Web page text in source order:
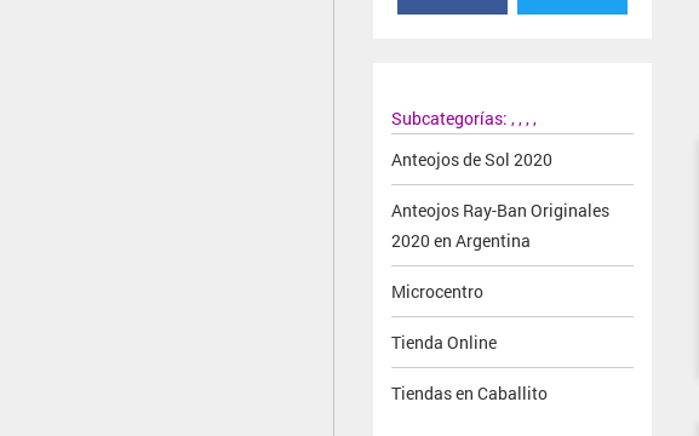
Subcategorías:
Anteojos de Sol 2020
,
Anteojos Ray-Ban Originales
2020 en Argentina
,
Microcentro
,
Tienda Online
,
Tiendas en Caballito